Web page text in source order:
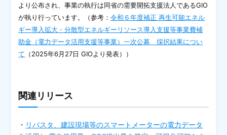
より公布され、事業の執行は同省の需要開拓支援法人であるGIO
が執り行っています。（参考：令和６年度補正 再生可能エネル
ギー導入拡大・分散型エネルギーリソース導入支援等事業費補
助金（電力データ活用支援等事業）一次公募 採択結果につい
て （2025年6月27日 GIOより発表））
関連リリース
・ リバスタ、建設現場等のスマートメーターの電力データ